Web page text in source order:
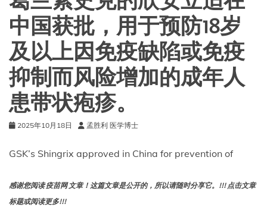
论
其
是
否
接
种
先
前
的
疫
中国获批，用于预防18岁
及以上因免疫缺陷或免疫
抑制而风险增加的成年人
患带状疱疹。
2025年10月18日 孟胜利 医学博士
GSK’s Shingrix approved in China for prevention of
感谢您阅读 疫苗网 文章！这篇文章是公开的，所以请随时分享它。!!! 点击文章
标题或阅读更多!!!